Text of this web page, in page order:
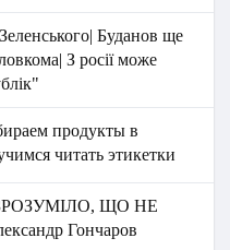
Буданов ще
З росії може
продукты в
читать этикетки
ЩО НЕ
Гончаров